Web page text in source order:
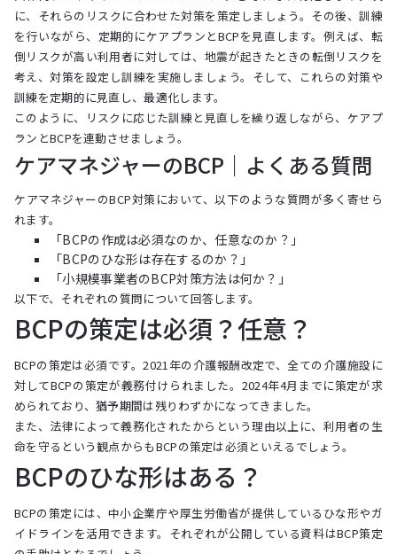
に、それらのリスクに合わせた対策を策定しましょう。その後、訓練
を行いながら、定期的にケアプランとBCPを見直します。例えば、転
倒リスクが高い利用者に対しては、地震が起きたときの転倒リスクを
考え、対策を設定し訓練を実施しましょう。そして、これらの対策や
訓練を定期的に見直し、最適化します。
このように、リスクに応じた訓練と見直しを繰り返しながら、ケアプ
ランとBCPを連動させましょう。
ケアマネジャーのBCP｜よくある質問
ケアマネジャーのBCP対策において、以下のような質問が多く寄せら
れます。
「BCPの作成は必須なのか、任意なのか？」
「BCPのひな形は存在するのか？」
「小規模事業者のBCP対策方法は何か？」
以下で、それぞれの質問について回答します。
BCPの策定は必須？任意？
BCPの策定は必須です。2021年の介護報酬改定で、全ての介護施設に
対してBCPの策定が義務付けられました。2024年4月までに策定が求
められており、猶予期間は残りわずかになってきました。
また、法律によって義務化されたからという理由以上に、利用者の生
命を守るという観点からもBCPの策定は必須といえるでしょう。
BCPのひな形はある？
BCPの策定には、中小企業庁や厚生労働省が提供しているひな形やガ
イドラインを活用できます。それぞれが公開している資料はBCP策定